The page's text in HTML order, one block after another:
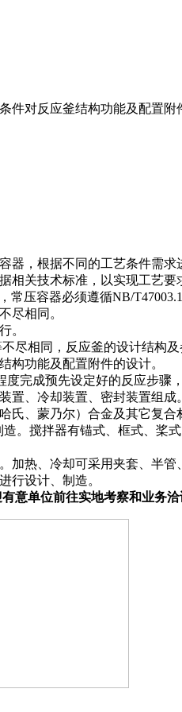
件对反应釜结构功能及配置附
器，根据不同的工艺条件需求
相关技术标准，以实现工艺要
压容器必须遵循NB/
尽相同。
。
尽相同，反应釜的设计结构
构功能及配置附件的设计。
完成预先设定好的反应步
置、冷却装置、密封装置组
氏、蒙乃尔）合金及其它复合
造。搅拌器有锚式、框式、
加热、冷却可采用夹套、半
行设计、制造。
单位前往实地考察和业务洽